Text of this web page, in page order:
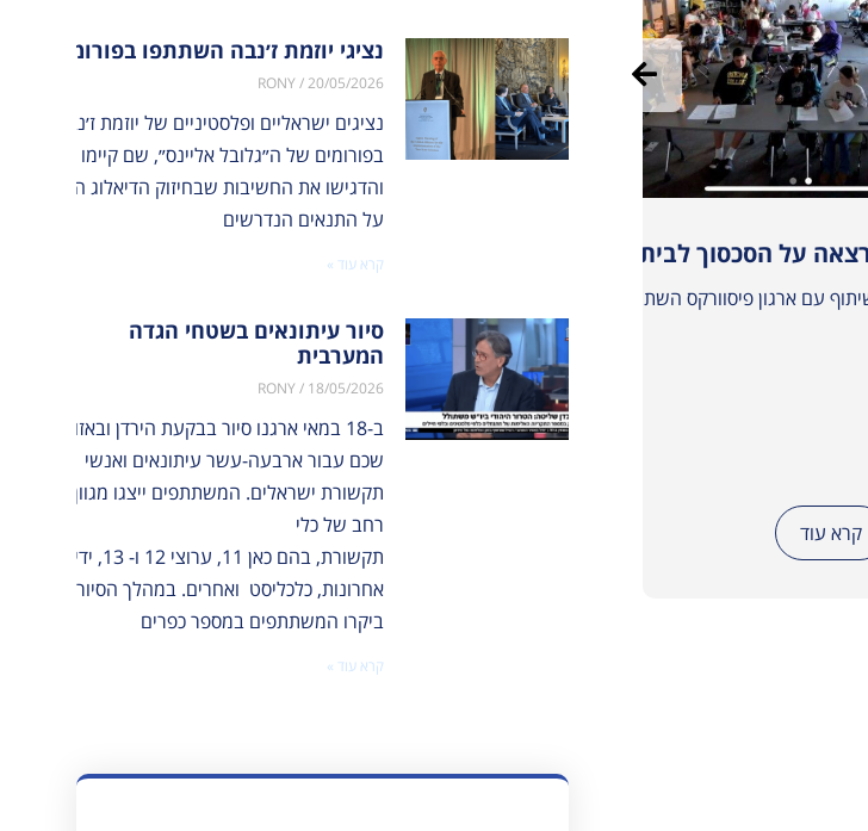
על הסכסוך לבית הספר “טק ואלי” בניו יורק
עם ארגון פיסוורקס השתתפנו במפגש מקוון משותף, שחיבר בין פעילי שלום ישראלים ופלסטינים לבין 40 ת...
קרא עוד
נציגי יוזמת ז׳נבה השתתפו בפורומים של ה״גלובל אליינס״
ופלסטיניים של יוזמת ז׳נבה
השתתפו לאחרונה
בפורומים
של ה״גלובל אליינס״,...
המערבית
בבקעת הירדן ובאזור שכם
עבור ארבעה-עשר
עיתונאים ואנשי תקשורת
ישראלים. המשתתפים
קרא עוד
נציגי יוזמת ז׳נבה השתתפו בפורומים של
RONY 20/05/2026
נציגים ישראליים ופלסטיניים של יוזמת ז׳נבה
בפורומים של ה״גלובל אליינס״, שם קיימו שיח עם
והדגישו את החשיבות שבחיזוק הדיאלוג הישראלי-
על התנאים הנדרשים
קרא עוד »
סיור עיתונאים בשטחי הגדה
המערבית
RONY 18/05/2026
ב-18 במאי ארגנו סיור בבקעת הירדן ובאזור
שכם עבור ארבעה-עשר עיתונאים ואנשי
תקשורת ישראלים. המשתתפים ייצגו מגוון
רחב של כלי
תקשורת, בהם כאן 11, ערוצי 12 ו- 13, ידיעות
אחרונות, כלכליסט ואחרים. במהלך הסיור
ביקרו המשתתפים במספר כפרים
קרא עוד »